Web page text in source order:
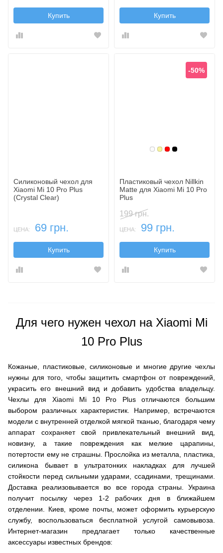
Купить Купить
Силиконовый чехол для
Xiaomi Mi 10 Pro Plus
(Crystal Clear)
ЦЕНА: 69 грн.
Купить
Белый
Золотой
Красный
Черный
-50%
Пластиковый чехол Nillkin
Matte для Xiaomi Mi 10 Pro
Plus
199 грн.
ЦЕНА: 99 грн.
Купить
Для чего нужен чехол на Xiaomi Mi
10 Pro Plus
Кожаные, пластиковые, силиконовые и многие другие чехлы
нужны для того, чтобы защитить смартфон от повреждений,
украсить его внешний вид и добавить удобства владельцу.
Чехлы для Xiaomi Mi 10 Pro Plus отличаются большим
выбором различных характеристик. Например, встречаются
модели с внутренней отделкой мягкой тканью, благодаря чему
аппарат сохраняет свой привлекательный внешний вид,
новизну, а такие повреждения как мелкие царапины,
потертости ему не страшны. Прослойка из металла, пластика,
силикона бывает в ультратонких накладках для лучшей
стойкости перед сильными ударами, ссадинами, трещинами.
Доставка реализовывается во все города страны. Украина
получит посылку через 1-2 рабочих дня в ближайшем
отделении. Киев, кроме почты, может оформить курьерскую
службу, воспользоваться бесплатной услугой самовывоза.
Интернет-магазин предлагает только качественные
аксессуары известных брендов: